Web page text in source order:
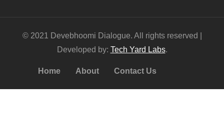
© 2021 Devebhoomi Dialogue. All rights reserved |
Developed by: Tech Yard Labs.
Home About Contact Us